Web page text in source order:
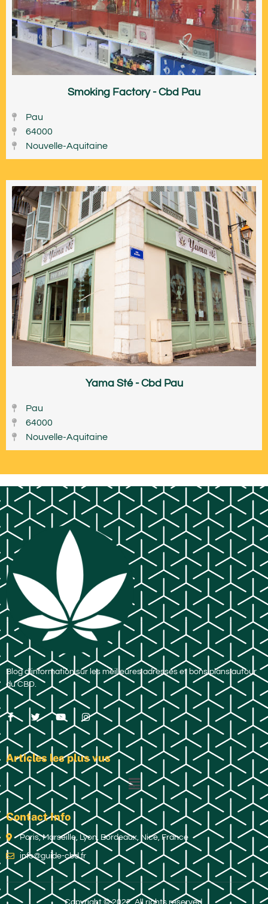
Smoking Factory - Cbd Pau
Pau
64000
Nouvelle-Aquitaine
Yama Sté - Cbd Pau
Pau
64000
Nouvelle-Aquitaine
Blog d’information sur les meilleures adresses et bons plans autour
du CBD.
Articles les plus vus
Contact Info
Paris, Marseille, Lyon, Bordeaux, Nice, France
info@guide-cbd.fr
Copyright © 2022. All rights reserved.